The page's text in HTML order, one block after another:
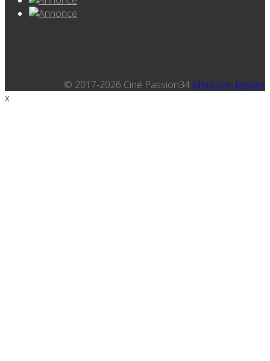
© 2017-2026 Ciné Passion34 Mentions légales
x